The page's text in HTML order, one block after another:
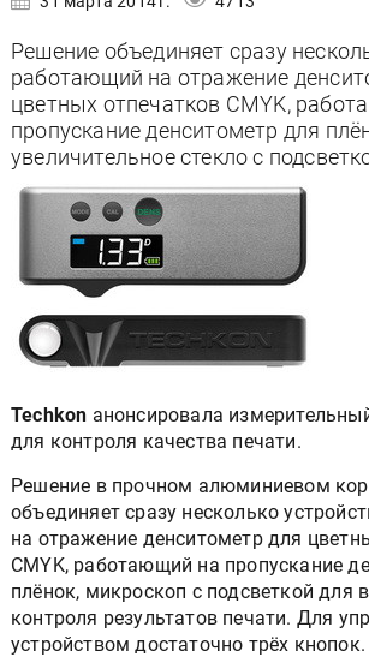
Решение объединяет сразу
работающий на отражение
цветных отпечатков CMYK,
пропускание денситометр для
увеличительное стекло с
Techkon анонсировала
для контроля качества печати.
Решение в прочном алюминиевом
объединяет сразу несколько
на отражение денситометр для
CMYK, работающий на пропускание
плёнок, микроскоп с подсветкой для
контроля результатов печати. Для
устройством достаточно трёх